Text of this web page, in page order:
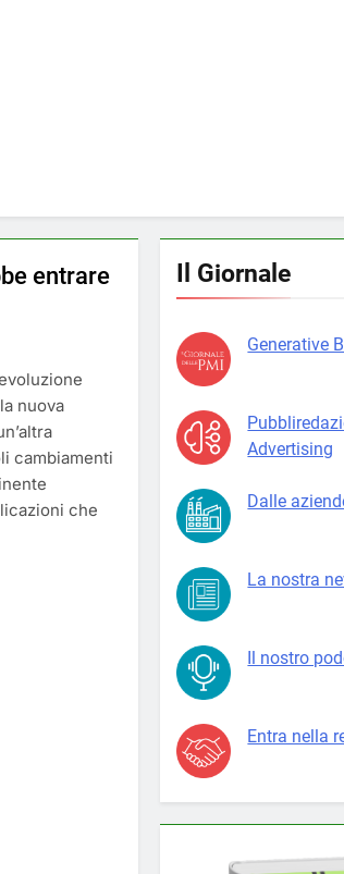
entrare
nuova
cambiamenti
che
Il Giornale
Generative
Advertising
Dalle
La nostra
Il nostro
Entra nella